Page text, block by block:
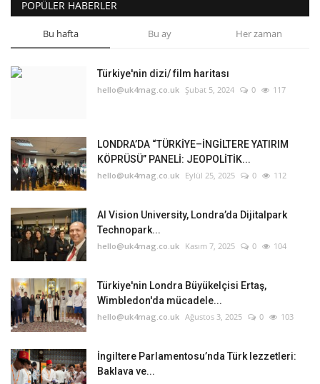
POPÜLER HABERLER
Bu hafta Bu ay Her zaman
Türkiye'nin dizi/ film haritası
hello@uk4mag.co.uk Şubat 5, 2024 0 117
LONDRA’DA “TÜRKİYE–İNGİLTERE YATIRIM
KÖPRÜSÜ” PANELİ: JEOPOLİTİK...
hello@uk4mag.co.uk Eylül 25, 2025 0 112
AI Vision University, Londra’da Dijitalpark
Technopark...
hello@uk4mag.co.uk Kasım 7, 2025 0 104
Türkiye'nin Londra Büyükelçisi Ertaş,
Wimbledon'da mücadele...
hello@uk4mag.co.uk Ağustos 3, 2025 0 103
İngiltere Parlamentosu’nda Türk lezzetleri:
Baklava ve...